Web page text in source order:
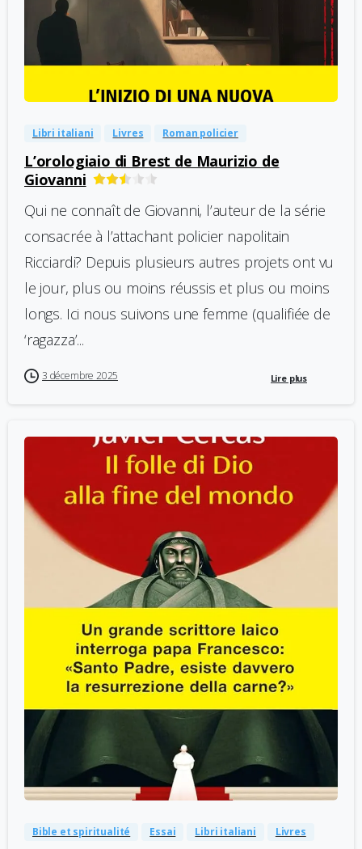
0 -
Libri italiani Livres Roman policier
L’orologiaio di Brest de Maurizio de
Giovanni
Qui ne connaît de Giovanni, l’auteur de la série
consacrée à l’attachant policier napolitain
Ricciardi? Depuis plusieurs autres projets ont vu
le jour, plus ou moins réussis et plus ou moins
longs. Ici nous suivons une femme (qualifiée de
‘ragazza’...
3 décembre 2025 Lire plus
0
Bible et spiritualité Essai Libri italiani Livres